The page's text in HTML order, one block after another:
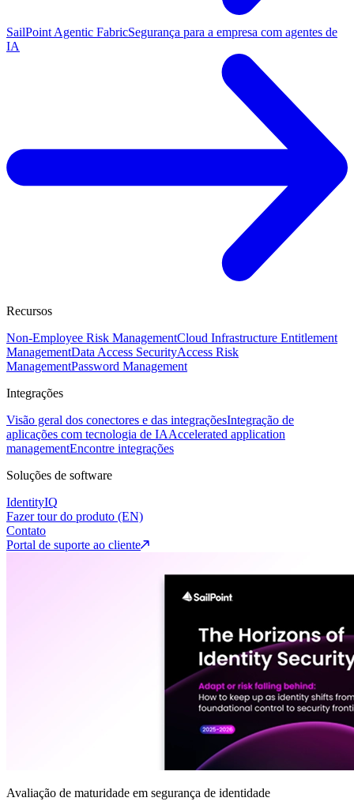
SailPoint Agentic FabricSegurança para a empresa com agentes de
IA
Recursos
Non-Employee Risk ManagementCloud Infrastructure Entitlement
ManagementData Access SecurityAccess Risk
ManagementPassword Management
Integrações
Visão geral dos conectores e das integraçõesIntegração de
aplicações com tecnologia de IAAccelerated application
managementEncontre integrações
Soluções de software
IdentityIQ
Fazer tour do produto (EN)
Contato
Portal de suporte ao cliente
Avaliação de maturidade em segurança de identidade